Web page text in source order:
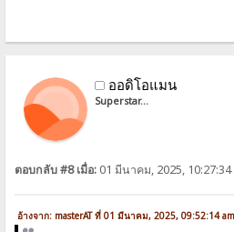
ออดิโอแมน
Superstar...
ตอบกลับ #8 เมื่อ: 01 มีนาคม, 2025, 10:27:34
อ้างจาก: masterAT ที่ 01 มีนาคม, 2025, 09:52:14 am